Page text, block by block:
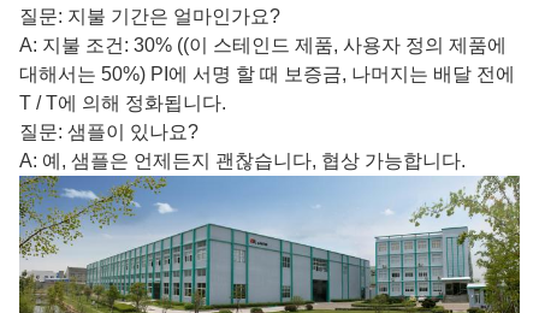
질문: 지불 기간은 얼마인가요?
A: 지불 조건: 30% ((이 스테인드 제품, 사용자 정의 제품에
대해서는 50%) PI에 서명 할 때 보증금, 나머지는 배달 전에
T / T에 의해 정화됩니다.
질문: 샘플이 있나요?
A: 예, 샘플은 언제든지 괜찮습니다, 협상 가능합니다.